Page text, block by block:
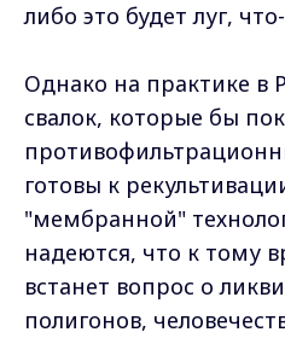
либо это будет луг,
Однако на практике в
свалок, которые бы
готовы к
"мембранной"
надеются, что к тому
встанет вопрос о
полигонов,